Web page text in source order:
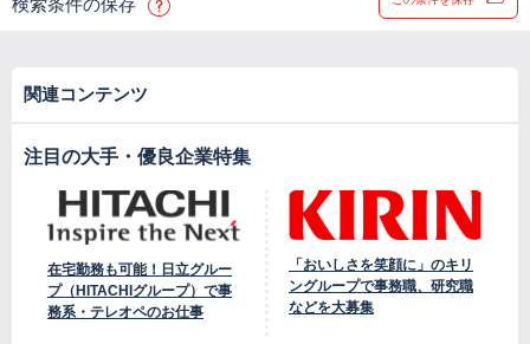
検索条件の保存
関連コンテンツ
注目の大手・優良企業特集
在宅勤務も可能！日立グルー
プ（HITACHIグループ）で事
務系・テレオペのお仕事
「おいしさを笑顔に」のキリ
ングループで事務職、研究職
などを大募集